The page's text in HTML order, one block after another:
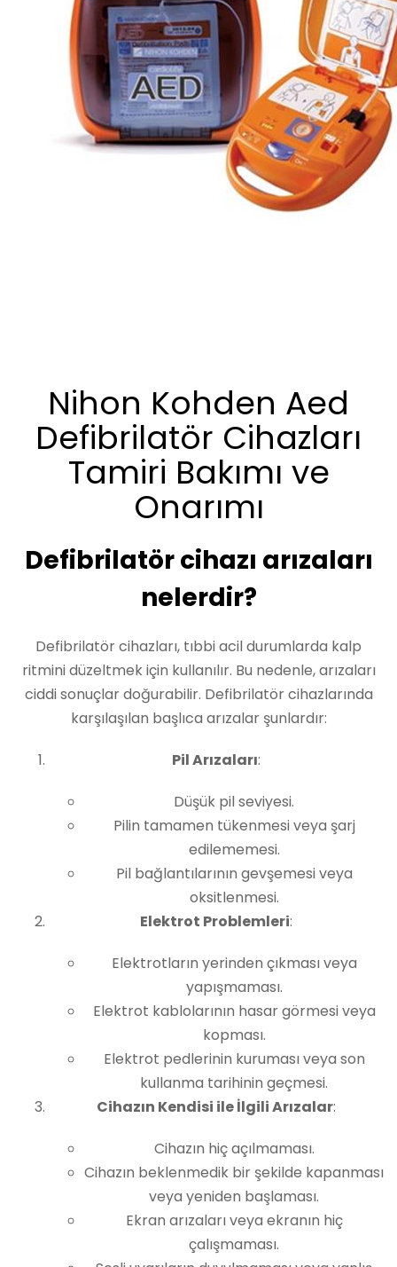
Nihon Kohden Aed
Defibrilatör Cihazları
Tamiri Bakımı ve
Onarımı
Defibrilatör cihazı arızaları
nelerdir?
Defibrilatör cihazları, tıbbi acil durumlarda kalp
ritmini düzeltmek için kullanılır. Bu nedenle, arızaları
ciddi sonuçlar doğurabilir. Defibrilatör cihazlarında
karşılaşılan başlıca arızalar şunlardır:
Pil Arızaları:
Düşük pil seviyesi.
Pilin tamamen tükenmesi veya şarj
edilememesi.
Pil bağlantılarının gevşemesi veya
oksitlenmesi.
Elektrot Problemleri:
Elektrotların yerinden çıkması veya
yapışmaması.
Elektrot kablolarının hasar görmesi veya
kopması.
Elektrot pedlerinin kuruması veya son
kullanma tarihinin geçmesi.
Cihazın Kendisi ile İlgili Arızalar:
Cihazın hiç açılmaması.
Cihazın beklenmedik bir şekilde kapanması
veya yeniden başlaması.
Ekran arızaları veya ekranın hiç
çalışmaması.